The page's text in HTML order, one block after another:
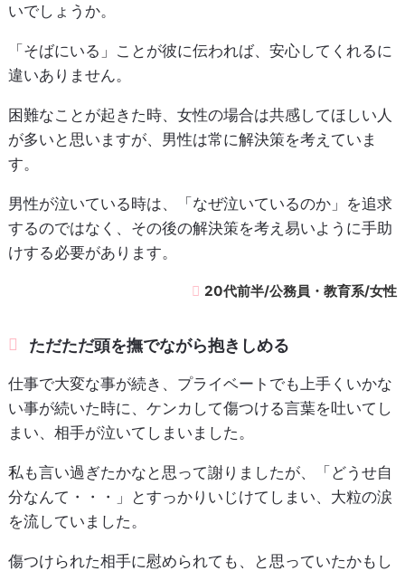
いでしょうか。
「そばにいる」ことが彼に伝われば、安心してくれるに
違いありません。
困難なことが起きた時、女性の場合は共感してほしい人
が多いと思いますが、男性は常に解決策を考えていま
す。
男性が泣いている時は、「なぜ泣いているのか」を追求
するのではなく、その後の解決策を考え易いように手助
けする必要があります。
20代前半/公務員・教育系/女性
ただただ頭を撫でながら抱きしめる
仕事で大変な事が続き、プライベートでも上手くいかな
い事が続いた時に、ケンカして傷つける言葉を吐いてし
まい、相手が泣いてしまいました。
私も言い過ぎたかなと思って謝りましたが、「どうせ自
分なんて・・・」とすっかりいじけてしまい、大粒の涙
を流していました。
傷つけられた相手に慰められても、と思っていたかもし